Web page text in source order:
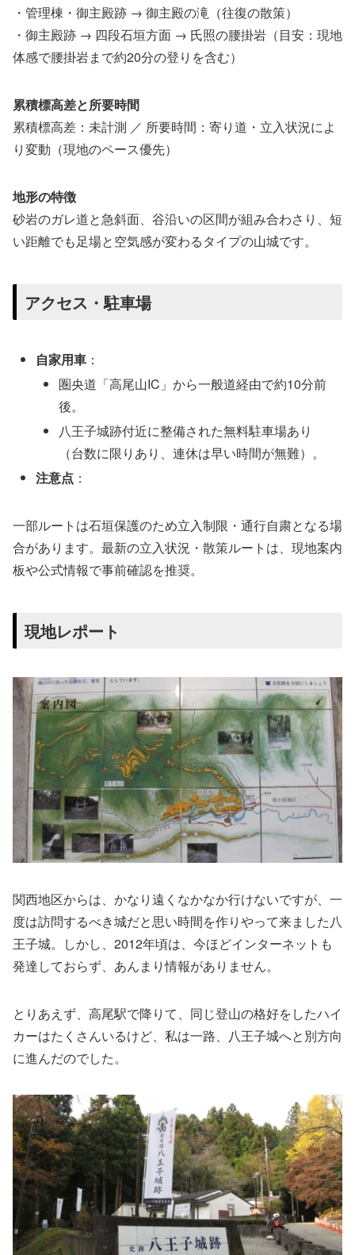
・管理棟・御主殿跡 → 御主殿の滝（往復の散策）
・御主殿跡 → 四段石垣方面 → 氏照の腰掛岩（目安：現地
体感で腰掛岩まで約20分の登りを含む）
累積標高差と所要時間
累積標高差：未計測 ／ 所要時間：寄り道・立入状況によ
り変動（現地のペース優先）
地形の特徴
砂岩のガレ道と急斜面、谷沿いの区間が組み合わさり、短
い距離でも足場と空気感が変わるタイプの山城です。
アクセス・駐車場
自家用車 ：
圏央道「高尾山IC」から一般道経由で約10分前
後。
八王子城跡付近に整備された無料駐車場あり
（台数に限りあり、連休は早い時間が無難）。
注意点 ：
一部ルートは石垣保護のため立入制限・通行自粛となる場
合があります。最新の立入状況・散策ルートは、現地案内
板や公式情報で事前確認を推奨。
現地レポート
関西地区からは、かなり遠くなかなか行けないですが、一
度は訪問するべき城だと思い時間を作りやって来ました八
王子城。しかし、2012年頃は、今ほどインターネットも
発達しておらず、あんまり情報がありません。
とりあえず、高尾駅で降りて、同じ登山の格好をしたハイ
カーはたくさんいるけど、私は一路、八王子城へと別方向
に進んだのでした。